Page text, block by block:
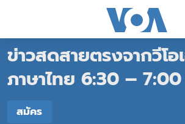
ต่อ
ไป
หลัก
หน้าหลัก
โลก
เอเชีย
ข่าวสดสายตรงจากวีโอ
ภาษาไทย 6:30 –
สมัคร